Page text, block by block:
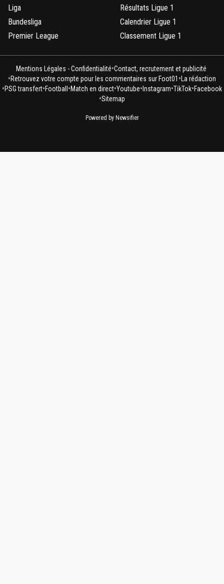
Liga
Bundesliga
Premier League
Résultats Ligue 1
Calendrier Ligue 1
Classement Ligue 1
Mentions Légales - Confidentialité•Contact, recrutement et publicité
•Retrouvez votre compte pour les commentaires sur Foot01 • La rédaction
•PSG transfert•Football •Match en direct•Youtube• Instagram•TikTok•Facebook
•Sitemap
Powered by Newsifier